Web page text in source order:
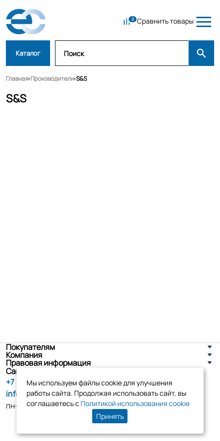
Сравнить товары
Каталог
Главная Производители S&S
S&S
Покупателям
Компания
Правовая информация
Санкт-Петербург, ул. Новоселов д. 8
+7 (800) 555-86-90
info@tk-elko.ru
пн-пт, 10:00 - 18:00
Мы используем файлы cookie для улучшения
работы сайта. Продолжая использовать сайт, вы
соглашаетесь с Политикой использования cookie
Принять